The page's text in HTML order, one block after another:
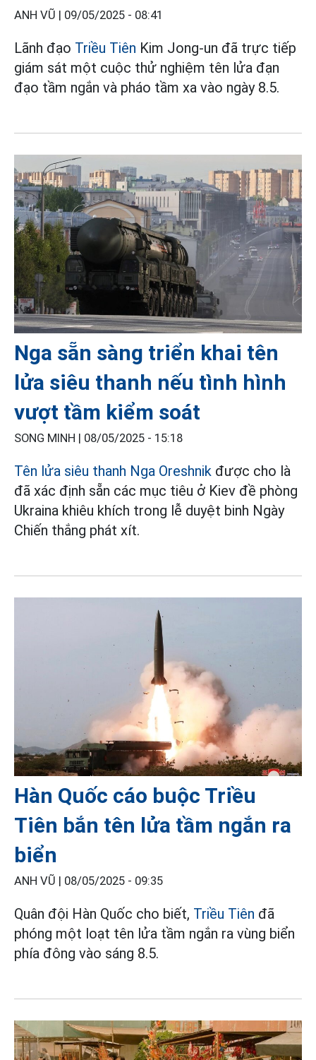
ANH VŨ | 09/05/2025 - 08:41
Lãnh đạo Triều Tiên Kim Jong-un đã trực tiếp
giám sát một cuộc thử nghiệm tên lửa đạn
đạo tầm ngắn và pháo tầm xa vào ngày 8.5.
Nga sẵn sàng triển khai tên
lửa siêu thanh nếu tình hình
vượt tầm kiểm soát
SONG MINH | 08/05/2025 - 15:18
Tên lửa siêu thanh Nga Oreshnik được cho là
đã xác định sẵn các mục tiêu ở Kiev đề phòng
Ukraina khiêu khích trong lễ duyệt binh Ngày
Chiến thắng phát xít.
Hàn Quốc cáo buộc Triều
Tiên bắn tên lửa tầm ngắn ra
biển
ANH VŨ | 08/05/2025 - 09:35
Quân đội Hàn Quốc cho biết, Triều Tiên đã
phóng một loạt tên lửa tầm ngắn ra vùng biển
phía đông vào sáng 8.5.